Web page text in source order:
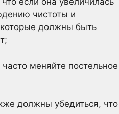
чистоты и
должны быть
меняйте постельное
должны убедиться, что